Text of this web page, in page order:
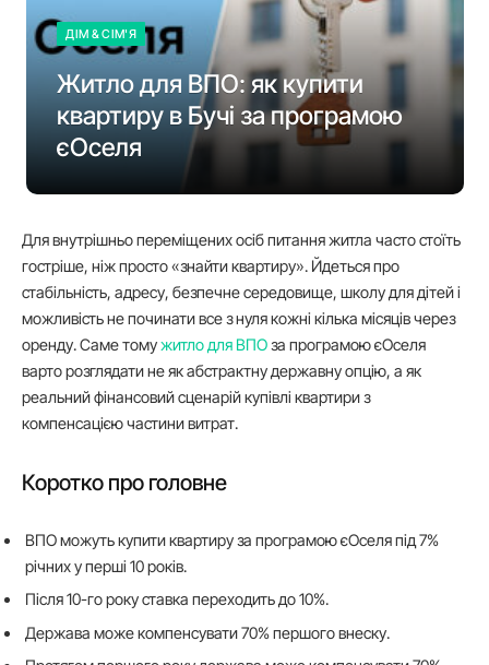
ДІМ & СІМ'Я
Житло для ВПО: як купити
квартиру в Бучі за програмою
єОселя
Для внутрішньо переміщених осіб питання житла часто стоїть
гостріше, ніж просто «знайти квартиру». Йдеться про
стабільність, адресу, безпечне середовище, школу для дітей і
можливість не починати все з нуля кожні кілька місяців через
оренду. Саме томужитло для ВПОза програмою єОселя
варто розглядати не як абстрактну державну опцію, а як
реальний фінансовий сценарій купівлі квартири з
компенсацією частини витрат.
Коротко про головне
ВПО можуть купити квартиру за програмою єОселя під 7%
річних у перші 10 років.
Після 10-го року ставка переходить до 10%.
Держава може компенсувати 70% першого внеску.